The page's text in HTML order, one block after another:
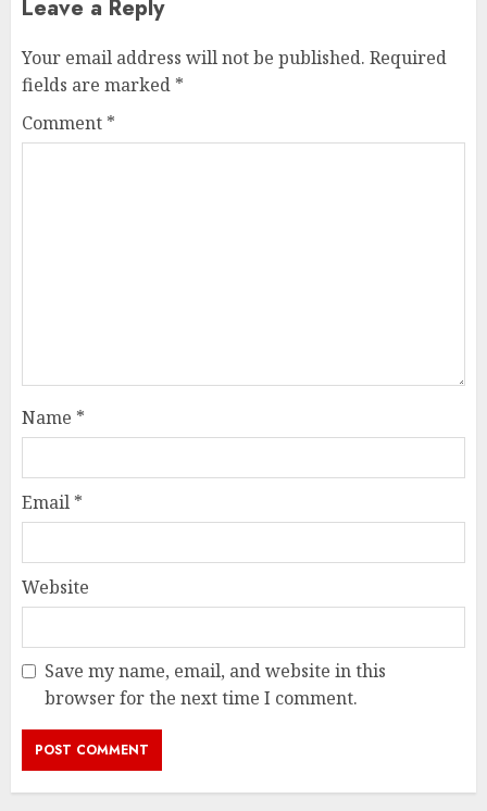
Leave a Reply
Your email address will not be published. Required
fields are marked *
Comment *
Name *
Email *
Website
Save my name, email, and website in this
browser for the next time I comment.